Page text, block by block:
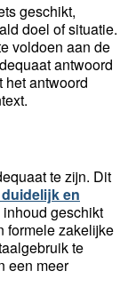
geschikt,
doel of situatie.
voldoen aan de
antwoord
het antwoord
te zijn. Dit
en
geschikt
formele zakelijke
te
een meer